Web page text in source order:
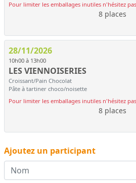
Pour limiter les emballages inutiles n'hésitez
8 places
28/11/2026
10h00 à 13h00
LES VIENNOISERIES
Croissant/Pain Chocolat
Pâte à tartiner choco/noisette
Pour limiter les emballages inutiles n'hésitez
8 places
Ajoutez un participant